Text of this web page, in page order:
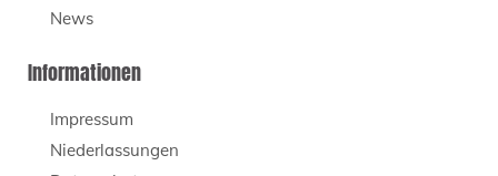
News
Informationen
Impressum
Niederlassungen